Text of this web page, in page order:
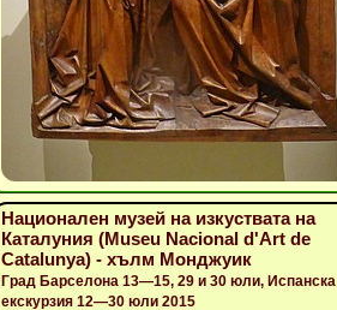
Национален музей на изкуствата на
Каталуния (Museu Nacional d'Art de
Catalunya) - хълм Монджуик
Град Барселона 13—15, 29 и 30 юли, Испанска
екскурзия 12—30 юли 2015